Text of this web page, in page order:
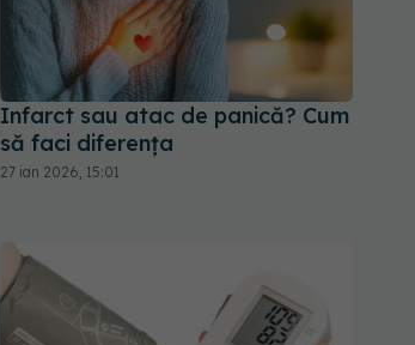
Infarct sau atac de panică? Cum
să faci diferența
27 ian 2026, 15:01